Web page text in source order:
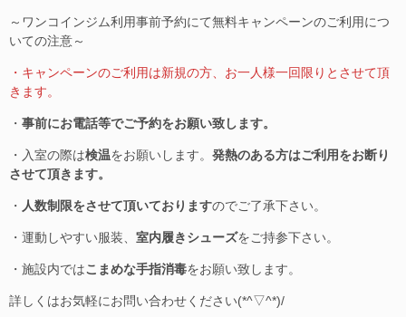
～ワンコインジム利用事前予約にて無料キャンペーンのご利用につ
いての注意～
・キャンペーンのご利用は新規の方、お一人様一回限りとさせて頂
きます。
・ 事前にお電話等でご予約をお願い致します。
・入室の際は検温をお願いします。 発熱のある方はご利用をお断り
させて頂きます。
・ 人数制限をさせて頂いておりますのでご了承下さい。
・運動しやすい服装、 室内履きシューズをご持参下さい。
・施設内ではこまめな手指消毒をお願い致します。
詳しくはお気軽にお問い合わせください(*^▽^*)/